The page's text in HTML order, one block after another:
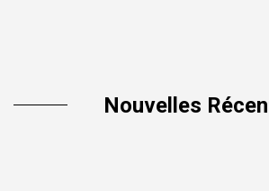
Nouvelles